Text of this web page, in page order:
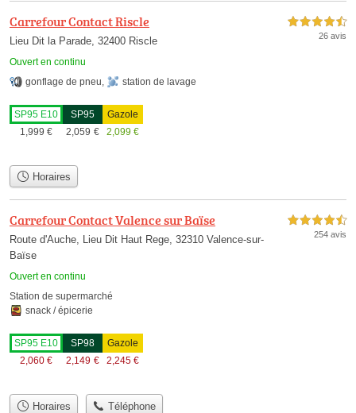
Carrefour Contact Riscle
Lieu Dit la Parade, 32400 Riscle
Ouvert en continu
4,5 étoiles sur 5
26 avis
gonflage de pneu, station de lavage
SP95 E10
1,999 €
SP95
2,059 €
Gazole
2,099 €
Horaires
Carrefour Contact Valence sur Baïse
Route d'Auche, Lieu Dit Haut Rege, 32310 Valence-sur-
Baïse
Ouvert en continu
4,5 étoiles sur 5
254 avis
Station de supermarché
snack / épicerie
SP95 E10
2,060 €
SP98
2,149 €
Gazole
2,245 €
Horaires Téléphone